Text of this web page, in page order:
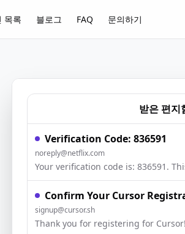
목록 블로그 FAQ 문의하기
받은 편지
Verification Code: 836591
noreply@netflix.com
Confirm Your Cursor
signup@cursor.sh